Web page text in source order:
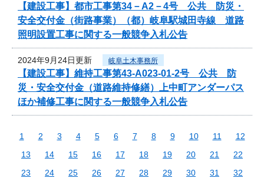
【建設工事】都市工事第34－A2－4号 公共 防災・
安全交付金（街路事業）（都）岐阜駅城田寺線 道路
照明設置工事に関する一般競争入札公告
2024年9月24日更新 岐阜土木事務所
【建設工事】維持工事第43-A023-01-2号 公共 防
災・安全交付金（道路維持修繕）上中町アンダーパス
ほか補修工事に関する一般競争入札公告
1 2 3 4 5 6 7 8 9 10 11
12
13
14 15 16 17 18 19 20 21
22
23
24 25 26 27 28 29 30 31
32